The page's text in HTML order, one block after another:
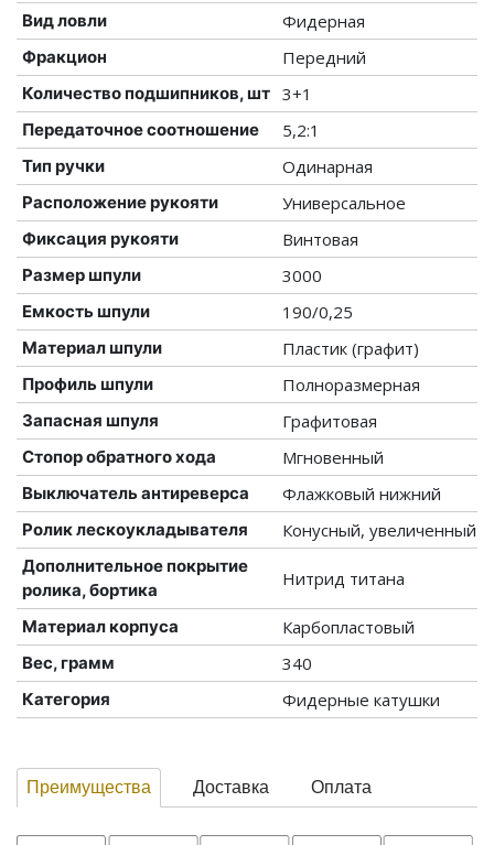
Вид ловли Фидерная
Фракцион Передний
Количество подшипников, шт 3+1
Передаточное соотношение 5,2:1
Тип ручки Одинарная
Расположение рукояти Универсальное
Фиксация рукояти Винтовая
Размер шпули 3000
Емкость шпули 190/0,25
Материал шпули Пластик (графит)
Профиль шпули Полноразмерная
Запасная шпуля Графитовая
Стопор обратного хода Мгновенный
Выключатель антиреверса Флажковый нижний
Ролик лескоукладывателя Конусный, увеличенный
Дополнительное покрытие
ролика, бортика
Нитрид титана
Материал корпуса Карбопластовый
Вес, грамм 340
Категория Фидерные катушки
Преимущества Доставка Оплата